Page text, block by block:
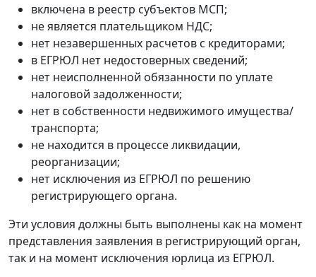
включена в реестр субъектов МСП;
не является плательщиком НДС;
нет незавершенных расчетов с кредиторами;
в ЕГРЮЛ нет недостоверных сведений;
нет неисполненной обязанности по уплате
налоговой задолженности;
нет в собственности недвижимого имущества/
транспорта;
не находится в процессе ликвидации,
реорганизации;
нет исключения из ЕГРЮЛ по решению
регистрирующего органа.
Эти условия должны быть выполнены как на момент
представления заявления в регистрирующий орган,
так и на момент исключения юрлица из ЕГРЮЛ.